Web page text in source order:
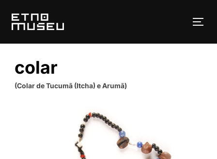
para
colar
(Colar de Tucumã (Itcha) e Arumã)